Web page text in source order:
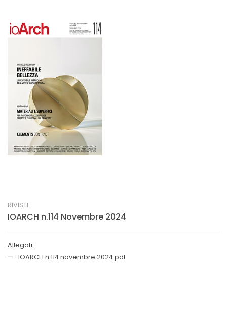
RIVISTE
IOARCH n.114 Novembre 2024
Allegati:
IOARCH n 114 novembre 2024.pdf